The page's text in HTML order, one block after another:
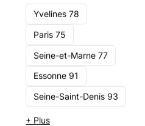
Yvelines 78
Paris 75
Seine-et-Marne 77
Essonne 91
Seine-Saint-Denis 93
+ Plus